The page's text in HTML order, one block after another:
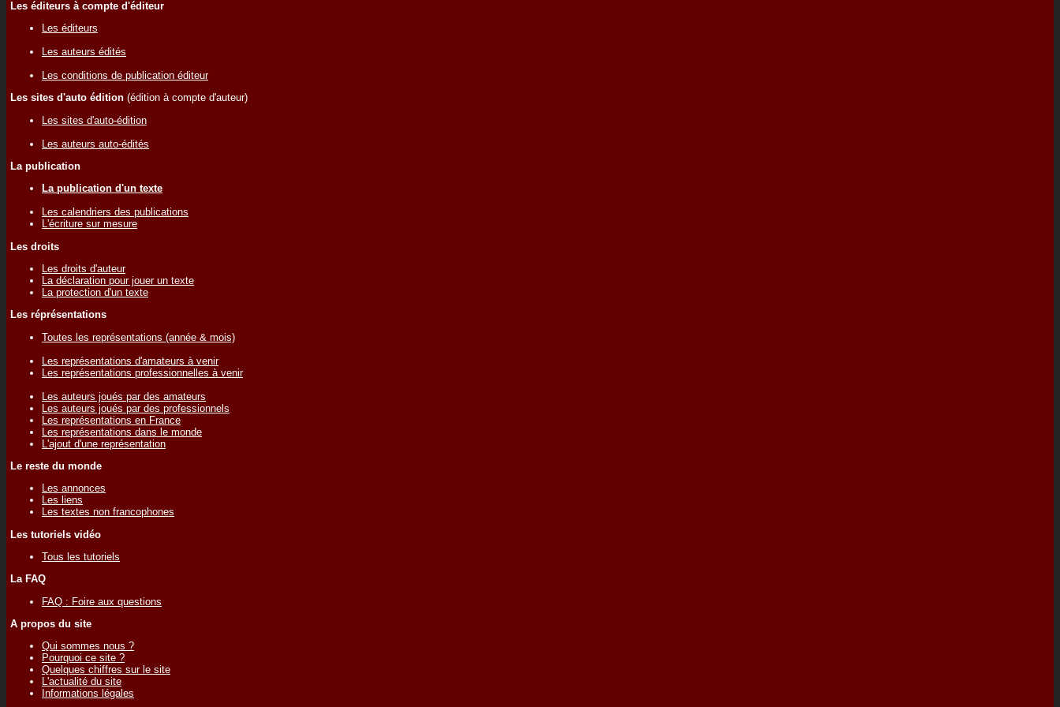
Les éditeurs à compte d'éditeur
Les éditeurs
Les auteurs édités
Les conditions de publication éditeur
Les sites d'auto édition (édition à compte d'auteur)
Les sites d'auto-édition
Les auteurs auto-édités
La publication
La publication d'un texte
Les calendriers des publications
L'écriture sur mesure
Les droits
Les droits d'auteur
La déclaration pour jouer un texte
La protection d'un texte
Les réprésentations
Toutes les représentations (année & mois)
Les représentations d'amateurs à venir
Les représentations professionnelles à venir
Les auteurs joués par des amateurs
Les auteurs joués par des professionnels
Les représentations en France
Les représentations dans le monde
L'ajout d'une représentation
Le reste du monde
Les annonces
Les liens
Les textes non francophones
Les tutoriels vidéo
Tous les tutoriels
La FAQ
FAQ : Foire aux questions
A propos du site
Qui sommes nous ?
Pourquoi ce site ?
Quelques chiffres sur le site
L'actualité du site
Informations légales